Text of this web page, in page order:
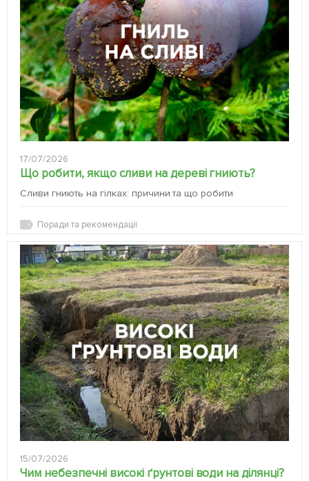
17/07/2026
Що робити, якщо сливи на дереві гниють?
Сливи гниють на гілках: причини та що робити
Поради та рекомендації
15/07/2026
Чим небезпечні високі ґрунтові води на ділянці?